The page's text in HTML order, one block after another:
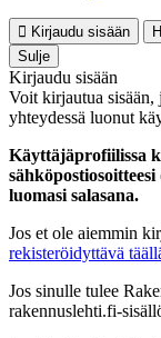
Kirjaudu sisään
Sulje
Kirjaudu sisään
Voit kirjautua
yhteydessä luonut
Käyttäjäprofiilissa
luomasi salasana.
Jos et ole aiemmin
rekisteröidyttävä
Jos sinulle tulee
rakennuslehti.fi-